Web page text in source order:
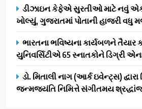
ડીઝાઇન કેફેએ સુરતીઓ માટે નવું
ખોલ્યું, ગુજરાતમાં પોતાની હાજરી વધુ
ભારતના ભવિષ્યના કાર્યબળને તૈયાર
યુનિવર્સિટીએ 65 સ્નાતકોને ડિગ્રી
ડો. મિતાલી નાગ (આર્ક ઇવેન્ટ્સ) દ્વારા
જન્મજયંતિ નિમિત્તે સંગીતમય